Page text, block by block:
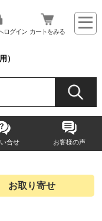
）
ログイン カートをみる
合せ お客様の声
お取り寄せ